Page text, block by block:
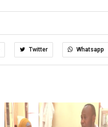
Twitter Whatsapp